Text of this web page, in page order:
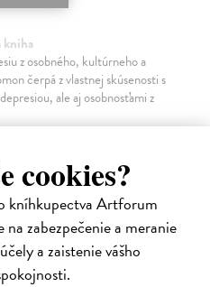
cookies?
kníhkupectva Artforum
na zabezpečenie a meranie
a zaistenie vášho
kniha
z osobného, kultúrneho a
čerpá z vlastnej skúsenosti s
ale aj osobnosťami z